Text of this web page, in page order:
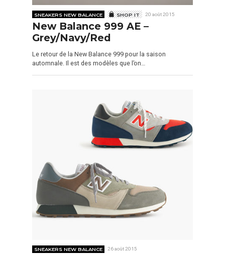
SNEAKERS NEW BALANCE SHOP IT 20 août 2015
New Balance 999 AE –
Grey/Navy/Red
Le retour de la New Balance 999 pour la saison
automnale. Il est des modèles que l’on…
SNEAKERS NEW BALANCE 26 août 2015